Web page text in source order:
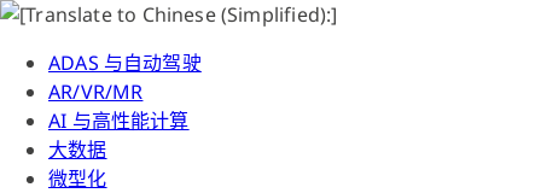
ADAS 与自动驾驶
AR/VR/MR
AI 与高性能计算
大数据
微型化